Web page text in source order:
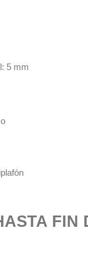
5 mm
DE